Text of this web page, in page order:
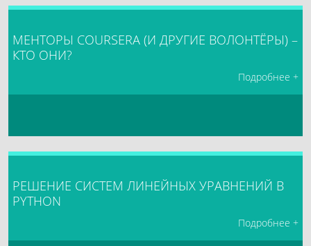
МЕНТОРЫ COURSERA (И ДРУГИЕ ВОЛОНТЁРЫ) –
КТО ОНИ?
Подробнее +
РЕШЕНИЕ СИСТЕМ ЛИНЕЙНЫХ УРАВНЕНИЙ В
PYTHON
Подробнее +